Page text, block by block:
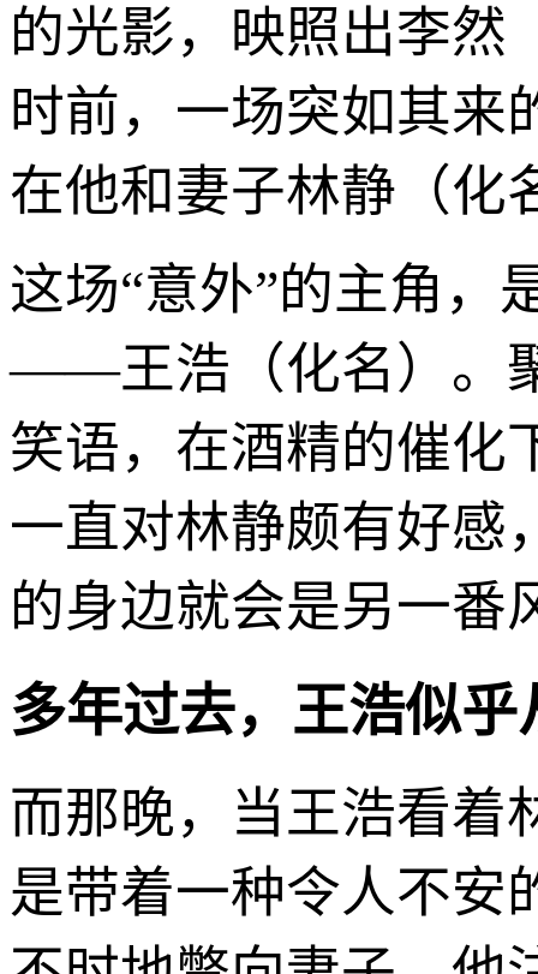
的光影，映照出李然
时前，一场突如其来
在他和妻子林静（化
这场“意外”的主角，
——王浩（化名）。
笑语，在酒精的催化
一直对林静颇有好感
的身边就会是另一番
多年过去，王浩似乎
而那晚，当王浩看着
是带着一种令人不安